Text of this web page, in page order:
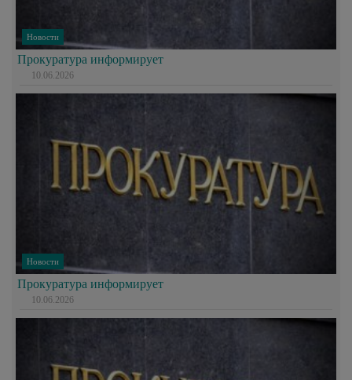
Новости
Прокуратура информирует
10.06.2026
Новости
Прокуратура информирует
10.06.2026